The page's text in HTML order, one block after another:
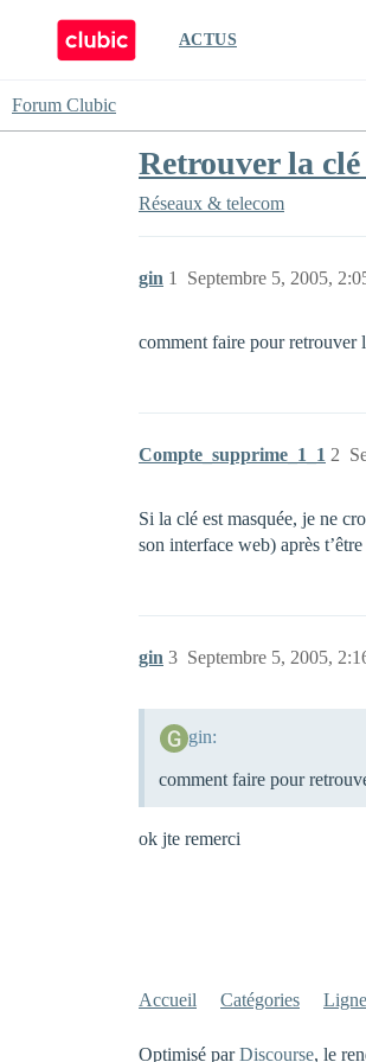
ACTUS
Forum Clubic
Retrouver la
Réseaux & telecom
gin Septembre 5, 2005,
1
comment faire pour retrouver
Compte_supprime_1_1 2
Si la clé est masquée, je ne
son interface web) après
gin Septembre 5, 2005,
3
gin:
comment faire pour
ok jte remerci
Accueil Catégories
Optimisé parDiscourse, le